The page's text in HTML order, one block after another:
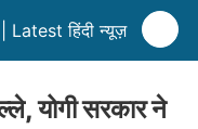
हिंदी न्यूज़
योगी सरकार ने